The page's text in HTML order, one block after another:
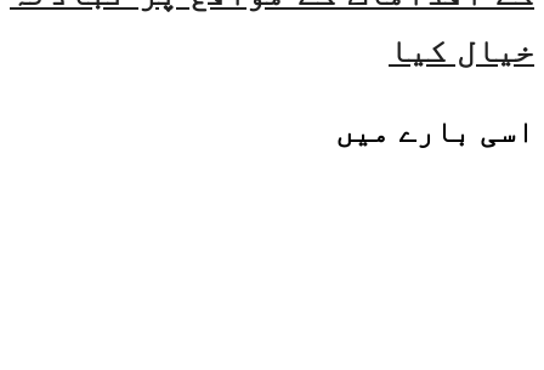
خیال کیا
اسی بارے میں